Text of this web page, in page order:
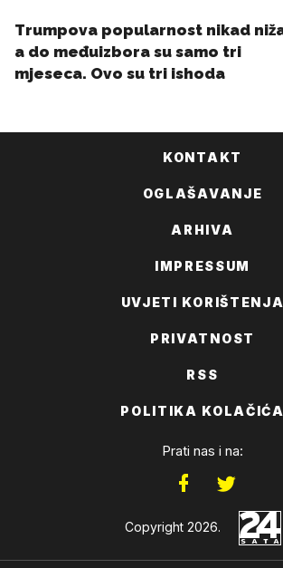
KONTAKT
OGLAŠAVANJE
ARHIVA
IMPRESSUM
UVJETI KORIŠTENJA
PRIVATNOST
RSS
POLITIKA KOLAČIĆA
Prati nas i na:
Copyright 2026.